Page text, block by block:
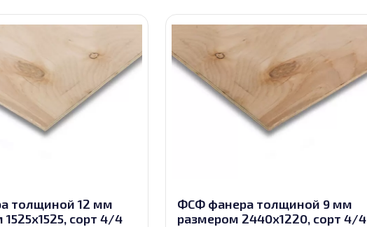
толщиной 12 мм
сорт 4/4
ФСФ фанера толщиной 9 мм
размером 2440х1220, сорт 4/4